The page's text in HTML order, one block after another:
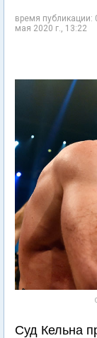
время публикации:
мая 2020 г., 13:22
Суд Кельна